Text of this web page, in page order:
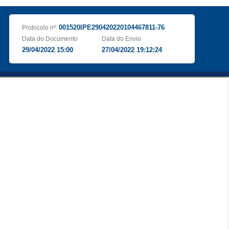
Protocolo nº: 001520IPE290420220104467811-76
Data do Documento
29/04/2022 15:00
Data do Envio
27/04/2022 19:12:24